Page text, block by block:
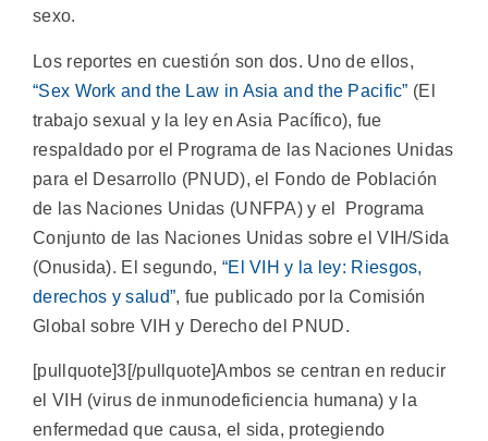
sexo.
Los reportes en cuestión son dos. Uno de ellos,
“Sex Work and the Law in Asia and the Pacific” (El
trabajo sexual y la ley en Asia Pacífico), fue
respaldado por el Programa de las Naciones Unidas
para el Desarrollo (PNUD), el Fondo de Población
de las Naciones Unidas (UNFPA) y el Programa
Conjunto de las Naciones Unidas sobre el VIH/Sida
(Onusida). El segundo, “El VIH y la ley: Riesgos,
derechos y salud”, fue publicado por la Comisión
Global sobre VIH y Derecho del PNUD.
[pullquote]3[/pullquote]Ambos se centran en reducir
el VIH (virus de inmunodeficiencia humana) y la
enfermedad que causa, el sida, protegiendo